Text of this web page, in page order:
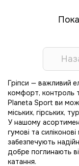
Гріпси — важливий
комфорт, контроль
Planeta Sport ви
міських, гірських,
У нашому
гумові та
забезпечують
добре поглинають
катання.